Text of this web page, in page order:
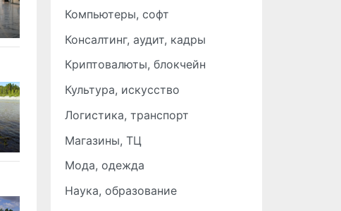
Компьютеры, софт
Консалтинг, аудит, кадры
Криптовалюты, блокчейн
Культура, искусство
Логистика, транспорт
Магазины, ТЦ
Мода, одежда
Наука, образование